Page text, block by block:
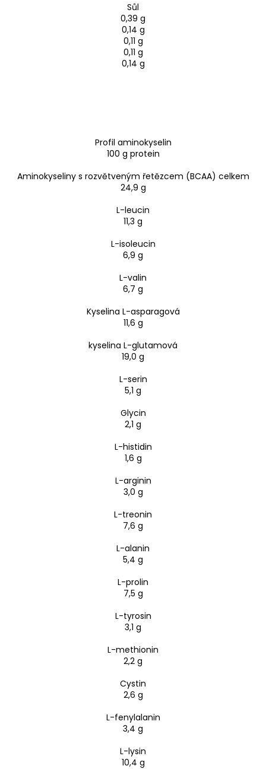
Sůl
0,39 g
0,14 g
0,11 g
0,11 g
0,14 g
Profil aminokyselin
100 g protein
Aminokyseliny s rozvětveným řetězcem (BCAA) celkem
24,9 g
L-leucin
11,3 g
L-isoleucin
6,9 g
L-valin
6,7 g
Kyselina L-asparagová
11,6 g
kyselina L-glutamová
19,0 g
L-serin
5,1 g
Glycin
2,1 g
L-histidin
1,6 g
L-arginin
3,0 g
L-treonin
7,6 g
L-alanin
5,4 g
L-prolin
7,5 g
L-tyrosin
3,1 g
L-methionin
2,2 g
Cystin
2,6 g
L-fenylalanin
3,4 g
L-lysin
10,4 g